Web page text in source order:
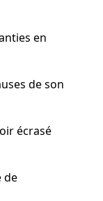
en
de son
écrasé
de